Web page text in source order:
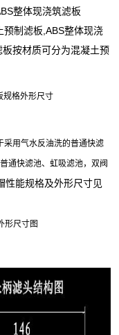
整体现浇筑滤板
制滤板,ABS整体现浇
按材质可分为混凝土预
规格外形尺寸
采用气水反油洗的普通快滤
通快滤池、虹吸滤池，双阀
性能规格及外形尺寸见
形尺寸图